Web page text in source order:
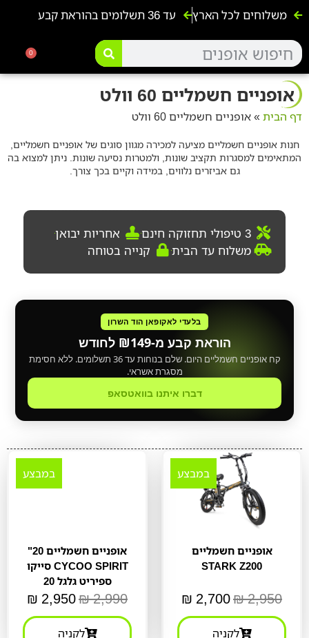
משלוחים לכל הארץ עד 36 תשלומים בהוראת קבע
0
אופניים חשמליים 60 וולט
דף הבית »אופניים חשמליים 60 וולט
חנות אופניים חשמליים מציעה למכירה מגוון סוגים של אופניים חשמליים,
המתאימים למסגרות תקציב שונות, ולמטרות נסיעה שונות. ניתן למצוא בה
גם אביזרים נלווים, במידה וקיים בכך צורך.
3 טיפולי תחזוקה חינם
אחריות יבואן
משלוח עד הבית
קנייה בטוחה
בלעדי לאקופאן הוד השרון
הוראת קבע מ-₪149 לחודש
קח אופניים חשמליים היום. שלם בנוחות עד 36 תשלומים. ללא חסימת
מסגרת אשראי.
דברו איתנו בוואטסאפ
במבצע
אופניים חשמליים
STARK Z200
2,950
₪
2,700
₪
לקניה
במבצע
אופניים חשמליים 20"
CYCOO SPIRIT סייקו
ספיריט גלגל 20
2,990
₪
2,950
₪
לקניה